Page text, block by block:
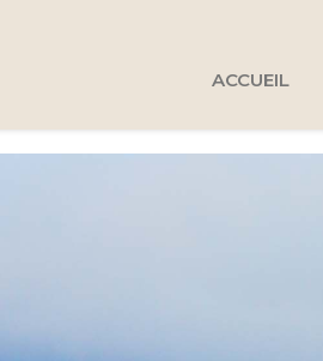
ACCUEIL